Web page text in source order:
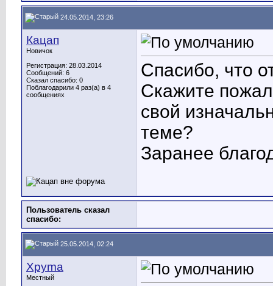
24.05.2014, 23:26
Кацап
Новичок
Регистрация: 28.03.2014
Сообщений: 6
Сказал спасибо: 0
Поблагодарили 4 раз(а) в 4
сообщениях
Спасибо, что
Скажите
свой
теме?
Заранее
Пользователь сказал
cпасибо:
25.05.2014, 02:24
Xpyma
Местный